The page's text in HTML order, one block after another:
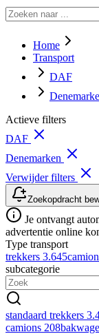
Home
Transport
DAF
Actieve filters
DAF
Denemarken
Verwijder filters
Zoekopdracht
Je ontvangt
advertentie online
Type transport
trekkers 3.645
subcategorie
standaard trekkers
camions 208